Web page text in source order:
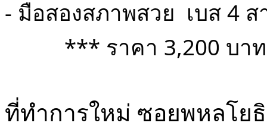
- มือสองสภาพสวย  เบส 4 ส
*** ราคา 3,200
ที่ทำการใหม่ ซอยพหลโย